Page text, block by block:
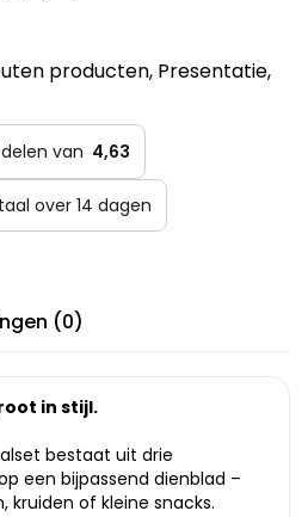
producten, Presentatie,
van 4,63
over 14 dagen
(0)
in stijl.
bestaat uit drie
een bijpassend dienblad –
kruiden of kleine snacks.